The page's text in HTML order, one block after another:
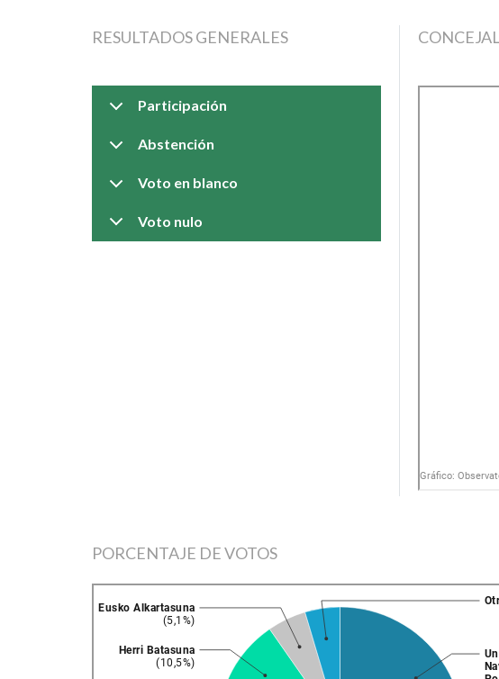
RESULTADOS GENERALES
Participación
Abstención
Voto en blanco
Voto nulo
PORCENTAJE DE VOTOS